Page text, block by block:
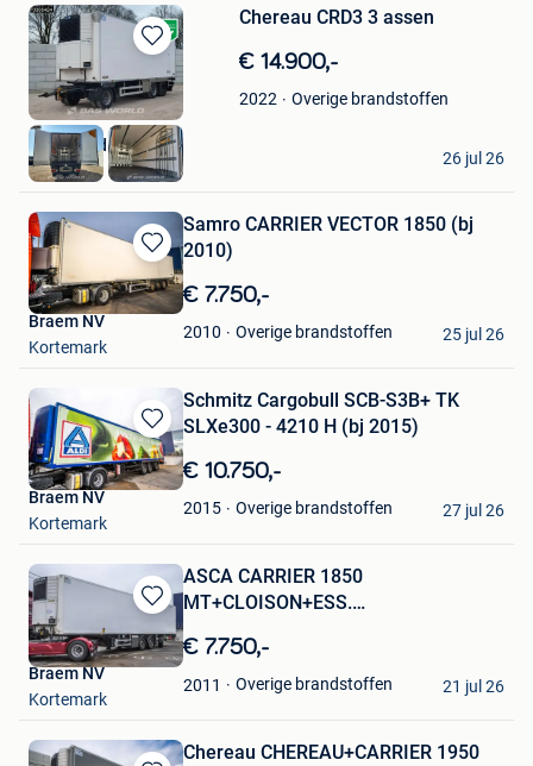
Bewaren
in
Mijn
Favorieten
Chereau CRD3 3 assen
€ 14.900,-
2022 Overige brandstoffen
BAS World B.V.
Veghel
26 jul 26
Bewaren
in
Mijn
Favorieten
Samro CARRIER VECTOR 1850 (bj
2010)
€ 7.750,-
2010 Overige brandstoffen
Braem NV
Kortemark
25 jul 26
Bewaren
in
Mijn
Favorieten
Schmitz Cargobull SCB-S3B+ TK
SLXe300 - 4210 H (bj 2015)
€ 10.750,-
2015 Overige brandstoffen
Braem NV
Kortemark
27 jul 26
Bewaren
in
Mijn
Favorieten
ASCA CARRIER 1850
MT+CLOISON+ESS.
€ 7.750,-
2011 Overige brandstoffen
Braem NV
Kortemark
21 jul 26
Chereau CHEREAU+CARRIER 1950